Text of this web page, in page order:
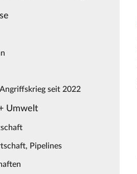
Angriffskrieg seit 2022
Umwelt
Pipelines